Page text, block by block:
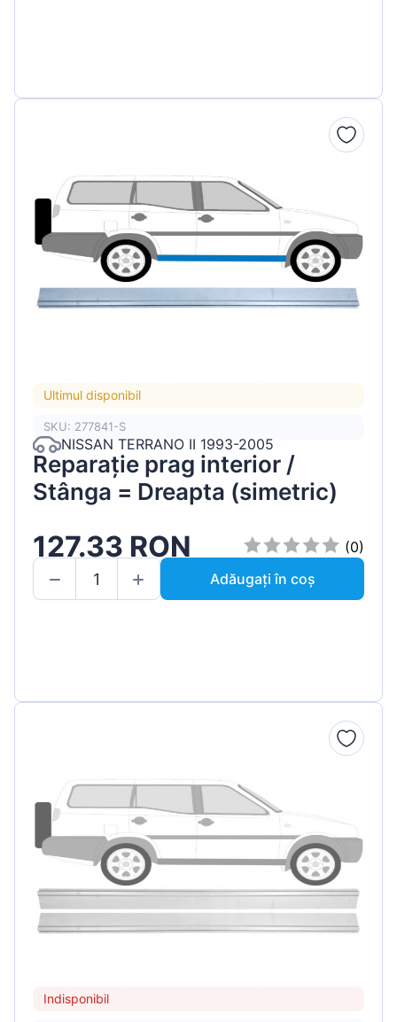
Ultimul disponibil
SKU: 277841-S
NISSAN TERRANO II 1993-2005
Reparație prag interior /
Stânga = Dreapta (simetric)
127.33 RON
(0)
Adăugați în coș
Indisponibil